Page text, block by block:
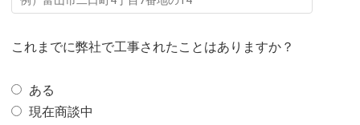
これまでに弊社で工事されたことはありますか？
ある
現在商談中